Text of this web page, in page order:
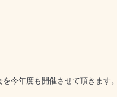
今年度も開催させて頂きます。